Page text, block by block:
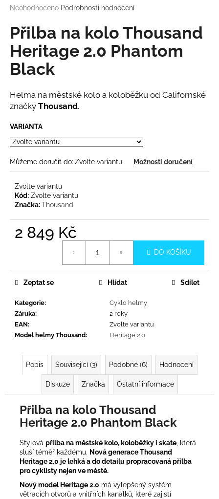
Průměrné
produktu
je
0,0
5
hvězdiček.
Neohodnoceno Podrobnosti hodnocení
Přilba na kolo Thousand
Heritage 2.0 Phantom
Black
Helma na městské kolo a koloběžku od Californské
značky Thousand.
VARIANTA
Můžeme doručit do: Zvolte variantu Možnosti doručení
Zvolte variantu
Kód: Zvolte variantu
Značka:Thousand
2 849 Kč
DO KOŠÍKU
Kategorie:
Cyklo helmy
Záruka:
2 roky
EAN:
Zvolte variantu
Model helmy Thousand: Heritage 2.0
Zeptat se Hlídat Sdílet
Popis Související (3) Podobné (6) Hodnocení
Diskuze Značka Ostatní informace
Přilba na kolo Thousand
Heritage 2.0 Phantom Black
Stylová přilba na městské kolo, koloběžky i skate, která
sluší téměř každému. Nová generace Thousand
Heritage 2.0 je lehká a do detailu propracovaná přilba
pro cyklisty nejen ve městě.
Nový model Heritage 2.0 má vylepšený systém
větracích otvorů a vnitřních kanálků, které zajistí
a
j
í
t
?
D
o
o
u
č
u
e